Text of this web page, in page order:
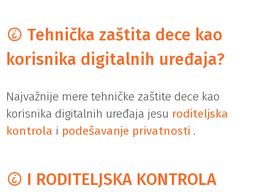
Tehnička zaštita dece kao
korisnika digitalnih uređaja?
Najvažnije mere tehničke zaštite dece kao
korisnika digitalnih uređaja jesu roditeljska
kontrola i podešavanje privatnosti .
I RODITELJSKA KONTROLA